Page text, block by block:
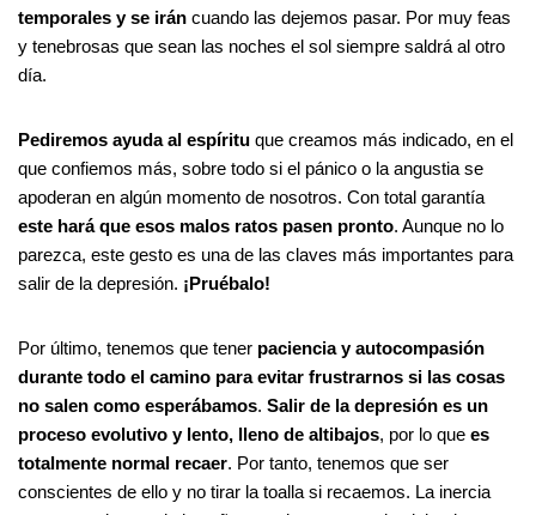
temporales y se irán cuando las dejemos pasar. Por muy feas
y tenebrosas que sean las noches el sol siempre saldrá al otro
día.
Pediremos ayuda al espíritu que creamos más indicado, en el
que confiemos más, sobre todo si el pánico o la angustia se
apoderan en algún momento de nosotros. Con total garantía
este hará que esos malos ratos pasen pronto. Aunque no lo
parezca, este gesto es una de las claves más importantes para
salir de la depresión. ¡Pruébalo!
Por último, tenemos que tener paciencia y autocompasión
durante todo el camino para evitar frustrarnos si las cosas
no salen como esperábamos. Salir de la depresión es un
proceso evolutivo y lento, lleno de altibajos, por lo que es
totalmente normal recaer. Por tanto, tenemos que ser
conscientes de ello y no tirar la toalla si recaemos. La inercia